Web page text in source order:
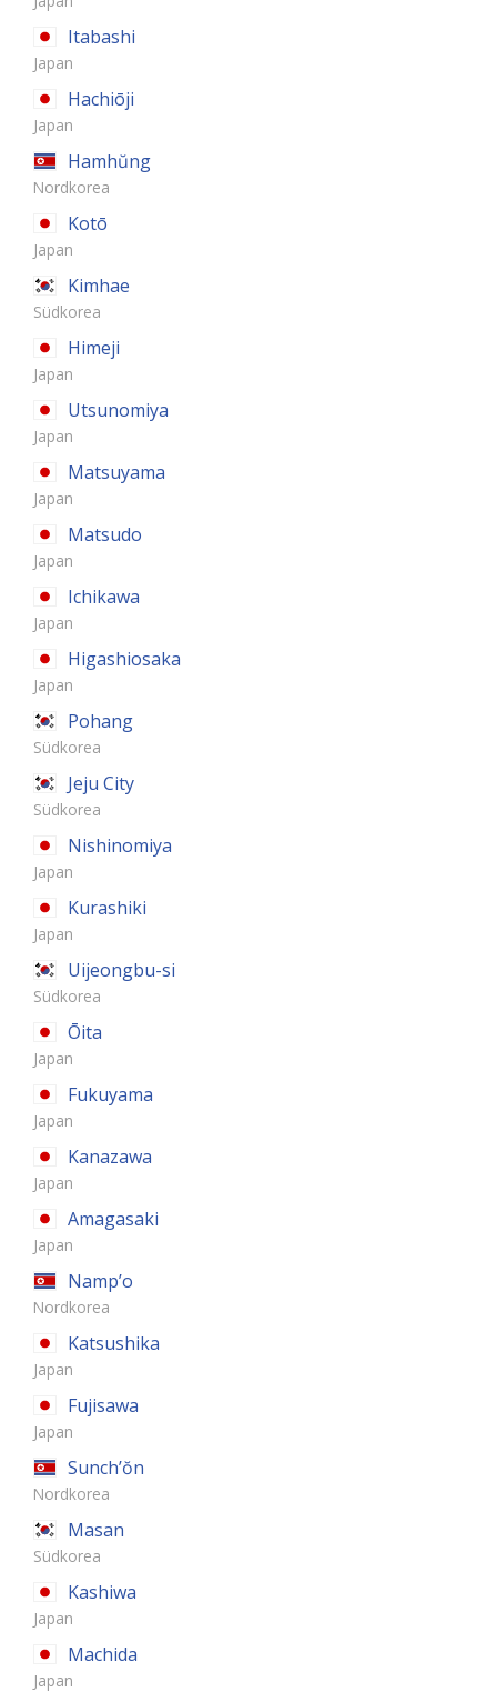
Itabashi
Japan
Hachiōji
Japan
Hamhŭng
Nordkorea
Kotō
Japan
Kimhae
Südkorea
Himeji
Japan
Utsunomiya
Japan
Matsuyama
Japan
Matsudo
Japan
Ichikawa
Japan
Higashiosaka
Japan
Pohang
Südkorea
Jeju City
Südkorea
Nishinomiya
Japan
Kurashiki
Japan
Uijeongbu-si
Südkorea
Ōita
Japan
Fukuyama
Japan
Kanazawa
Japan
Amagasaki
Japan
Namp’o
Nordkorea
Katsushika
Japan
Fujisawa
Japan
Sunch’ŏn
Nordkorea
Masan
Südkorea
Kashiwa
Japan
Machida
Japan